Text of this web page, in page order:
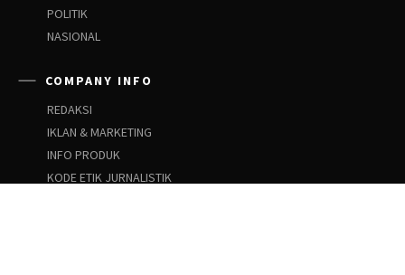
POLITIK
NASIONAL
COMPANY INFO
REDAKSI
IKLAN & MARKETING
INFO PRODUK
KODE ETIK JURNALISTIK